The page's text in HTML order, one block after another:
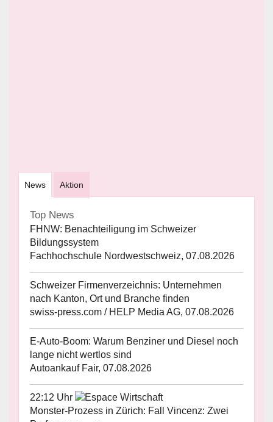
News Aktion
Top News
FHNW: Benachteiligung im Schweizer
Bildungssystem
Fachhochschule Nordwestschweiz, 07.08.2026
Schweizer Firmenverzeichnis: Unternehmen
nach Kanton, Ort und Branche finden
swiss-press.com / HELP Media AG, 07.08.2026
E-Auto-Boom: Warum Benziner und Diesel noch
lange nicht wertlos sind
Autoankauf Fair, 07.08.2026
22:12 Uhr
Monster-Prozess in Zürich: Fall Vincenz: Zwei